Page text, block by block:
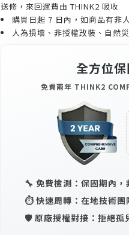
送修，來回運費由 THINK2 吸收
購買日起 7 日內，如商品有非
人為損壞、非授權改裝、自然
全方位
免費兩年 THINK2
🔧 免費檢測：保固期內，
⏱️ 快速周轉：在地技術團
🛡️ 原廠授權對接：拒絕孤